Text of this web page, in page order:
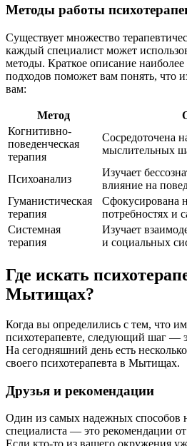
Методы работы
Существует множество
каждый специалист может
методы. Краткое описание
подходов поможет вам понять, что
вам:
Метод
Когнитивно-
поведенческая
терапия
Сосредоточена
мыслительных
Психоанализ
Изучает
влияние на
Гуманистическая
терапия
Сфокусирована
потребностях и
Системная
терапия
Изучает
и социальных
Где искать
Мытищах?
Когда вы определились с тем, что
психотерапевте, следующий шаг —
На сегодняшний день есть
своего психотерапевта в Мытищах.
Друзья и рекомендации
Один из самых надежных способов
специалиста — это рекомендации